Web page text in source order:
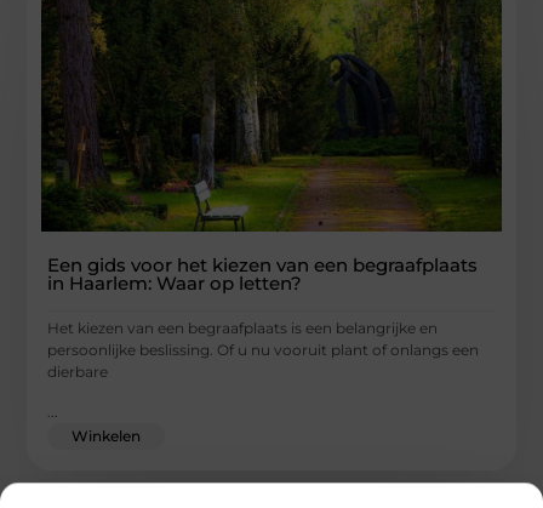
Een gids voor het kiezen van een begraafplaats
in Haarlem: Waar op letten?
Het kiezen van een begraafplaats is een belangrijke en
persoonlijke beslissing. Of u nu vooruit plant of onlangs een
dierbare
Winkelen